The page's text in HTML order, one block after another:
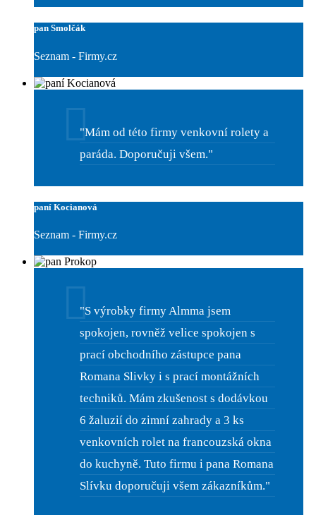
pan Smolčák
Seznam - Firmy.cz
"Mám od této firmy venkovní rolety a
paráda. Doporučuji všem."
paní Kocianová
Seznam - Firmy.cz
"S výrobky firmy Almma jsem
spokojen, rovněž velice spokojen s
prací obchodního zástupce pana
Romana Slivky i s prací montážních
techniků. Mám zkušenost s dodávkou
6 žaluzií do zimní zahrady a 3 ks
venkovních rolet na francouzská okna
do kuchyně. Tuto firmu i pana Romana
Slívku doporučuji všem zákazníkům."